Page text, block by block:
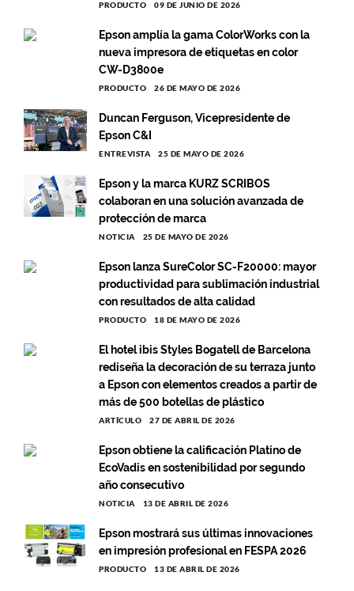
PRODUCTO 09 DE JUNIO DE 2026
Epson amplía la gama ColorWorks con la
nueva impresora de etiquetas en color
CW-D3800e
PRODUCTO 26 DE MAYO DE 2026
Duncan Ferguson, Vicepresidente de
Epson C&I
ENTREVISTA 25 DE MAYO DE 2026
Epson y la marca KURZ SCRIBOS
colaboran en una solución avanzada de
protección de marca
NOTICIA 25 DE MAYO DE 2026
Epson lanza SureColor SC-F20000: mayor
productividad para sublimación industrial
con resultados de alta calidad
PRODUCTO 18 DE MAYO DE 2026
El hotel ibis Styles Bogatell de Barcelona
rediseña la decoración de su terraza junto
a Epson con elementos creados a partir de
más de 500 botellas de plástico
ARTÍCULO 27 DE ABRIL DE 2026
Epson obtiene la calificación Platino de
EcoVadis en sostenibilidad por segundo
año consecutivo
NOTICIA 13 DE ABRIL DE 2026
Epson mostrará sus últimas innovaciones
en impresión profesional en FESPA 2026
PRODUCTO 13 DE ABRIL DE 2026